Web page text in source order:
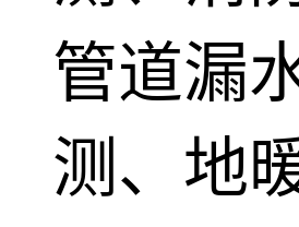
管道漏
测、地